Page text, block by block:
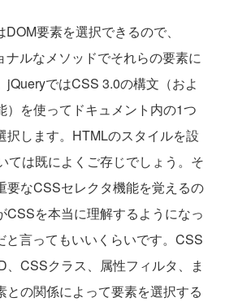
要素を選択できるので、
ナルなメソッドでそれらの要素に
jQueryではCSS 3.0の構文（およ
）を使ってドキュメント内の1つ
択します。HTMLのスタイルを設
ては既によくご存じでしょう。そ
要なCSSセレクタ機能を覚えるの
CSSを本当に理解するようになっ
と言ってもいいくらいです。CSS
、CSSクラス、属性フィルタ、ま
との関係によって要素を選択する